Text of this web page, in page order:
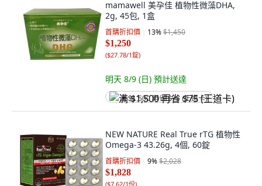
mamawell 美孕佳 植物性微藻DHA,
2g, 45包, 1盒
首購折扣價 13%$1,450
$1,250
($27.78/1錠)
明天 8/9 (日) 預計送達
满 $1,500 再省 $75 (王道卡)
NEW NATURE Real True rTG 植物性
Omega-3 43.26g, 4個, 60錠
首購折扣價 9%$2,028
$1,828
($7.62/1份)